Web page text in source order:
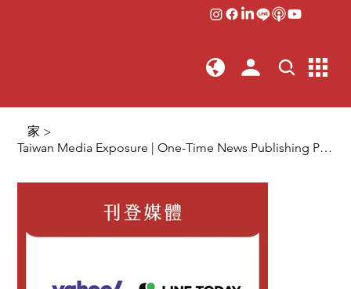
家 >
Taiwan Media Exposure | One-Time News Publishing Package